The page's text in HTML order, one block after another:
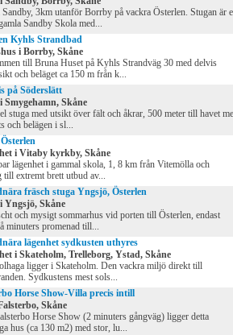
Sandby, 3km utanför Borrby på vackra Österlen. Stugan är
Sandby Skola med...
Kyhls Strandbad
i Borrby, Skåne
till Bruna Huset på Kyhls Strandväg 30 med delvis
och beläget ca 150 m från k...
på Söderslätt
Smygehamn, Skåne
stuga med utsikt över fält och åkrar, 500 meter till havet
och belägen i sl...
i Vitaby kyrkby, Skåne
lägenhet i gammal skola, 1, 8 km från Vitemölla och
till extremt brett utbud av...
fräsch stuga Yngsjö, Österlen
Yngsjö, Skåne
och mysigt sommarhus vid porten till Österlen, endast
minuters promenad till...
lägenhet sydkusten uthyres
i Skateholm, Trelleborg, Ystad, Skåne
ligger i Skateholm. Den vackra miljö direkt till
Sydkustens mest sols...
Horse Show-Villa precis intill
Skåne
Horse Show (2 minuters gångväg) ligger detta
hus (ca 130 m2) med stor, lu...